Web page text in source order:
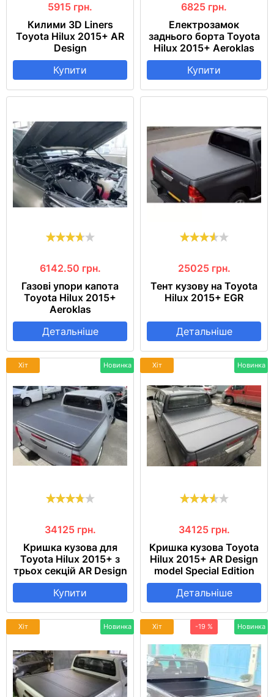
5915 грн.
Килими 3D Liners
Toyota Hilux 2015+ AR
Design
Купити
6825 грн.
Електрозамок
заднього борта Toyota
Hilux 2015+ Aeroklas
Купити
6142.50 грн.
Газові упори капота
Toyota Hilux 2015+
Aeroklas
Детальніше
25025 грн.
Тент кузову на Toyota
Hilux 2015+ EGR
Детальніше
Новинка
Хіт
34125 грн.
Кришка кузова для
Toyota Hilux 2015+ з
трьох секцій AR Design
Купити
Новинка
Хіт
34125 грн.
Кришка кузова Toyota
Hilux 2015+ AR Design
model Special Edition
Детальніше
Новинка
Хіт -19 % Новинка
Хіт